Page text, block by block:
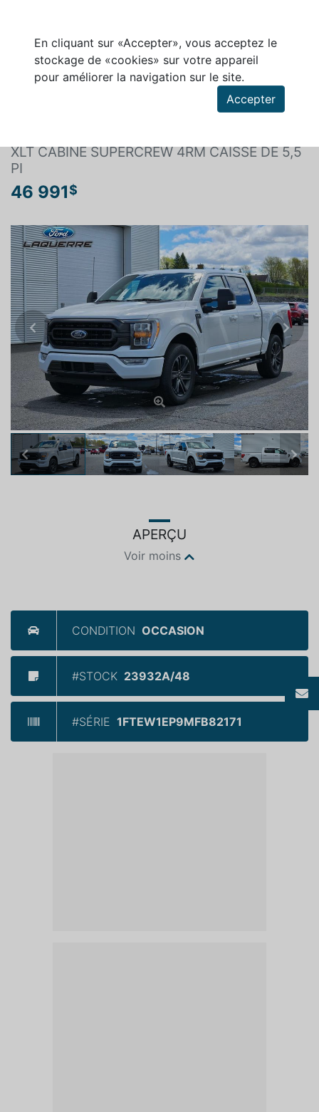
En cliquant sur «Accepter», vous acceptez le
stockage de «cookies» sur votre appareil
pour améliorer la navigation sur le site.
Accepter
XLT CABINE SUPERCREW 4RM CAISSE DE 5,5
PI
46 991$
Previous Next
Previous Next
APERÇU
Voir moins
CONDITION OCCASION
#STOCK 23932A/48
#SÉRIE 1FTEW1EP9MFB82171